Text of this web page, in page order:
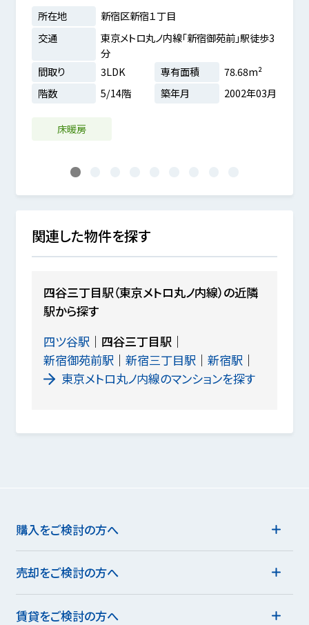
所在地
新宿区新宿１丁目
交通
東京メトロ丸ノ内線「新宿御苑前」駅徒歩3
分
間取り
3LDK 専有面積
78.68m²
階数
5/14階 築年月 2002年03月
床暖房
1
関連した物件を探す
四谷三丁目駅（東京メトロ丸ノ内線）の近隣
駅から探す
四ツ谷駅
四谷三丁目駅
新宿御苑前駅
新宿三丁目駅
新宿駅
東京メトロ丸ノ内線のマンションを探す
購入をご検討の方へ
売却をご検討の方へ
賃貸をご検討の方へ